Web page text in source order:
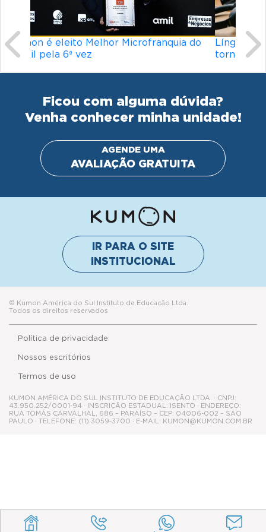
Ficou com alguma dúvida?
Venha conhecer minha unidade!
IR PARA O SITE
Todos os direitos reservados
Política de privacidade
Termos de uso
Nossos escritórios
KUMON AMÉRICA DO SUL INSTITUTO DE EDUCAÇÃO LTDA. · CNPJ:
43.950.252/0001-94 · INSCRIÇÃO ESTADUAL: ISENTO · ENDEREÇO:
RUA TOMÁS CARVALHAL, 686 – PARAÍSO – CEP: 04006-002 – SÃO